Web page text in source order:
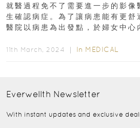
就醫過程免不了需要進一步的影像
生確認病症。為了讓病患能有更舒
醫院以病患為出發點，於婦女中心
11th March, 2024 ｜ In MEDICAL
Everwellth Newsletter
With instant updates and exclusive